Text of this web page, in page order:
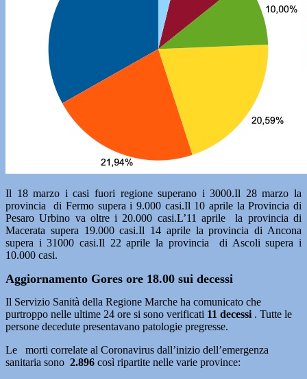
Il 18 marzo i casi fuori regione superano i 3000.Il 28 marzo la
provincia di Fermo supera i 9.000 casi.Il 10 aprile la Provincia di
Pesaro Urbino va oltre i 20.000 casi.L’11 aprile la provincia di
Macerata supera 19.000 casi.Il 14 aprile la provincia di Ancona
supera i 31000 casi.Il 22 aprile la provincia di Ascoli supera i
10.000 casi.
Aggiornamento Gores ore 18.00 sui decessi
Il Servizio Sanità della Regione Marche ha comunicato che
purtroppo nelle ultime 24 ore si sono verificati 11 decessi . Tutte le
persone decedute presentavano patologie pregresse.
Le morti correlate al Coronavirus dall’inizio dell’emergenza
sanitaria sono 2.896 così ripartite nelle varie province: